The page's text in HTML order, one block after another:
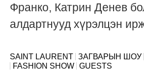
Франко, Катрин Денев
алдартнууд хүрэлцэн
SAINT LAURENT ЗАГВАРЫН ШОУ
FASHION SHOW GUESTS